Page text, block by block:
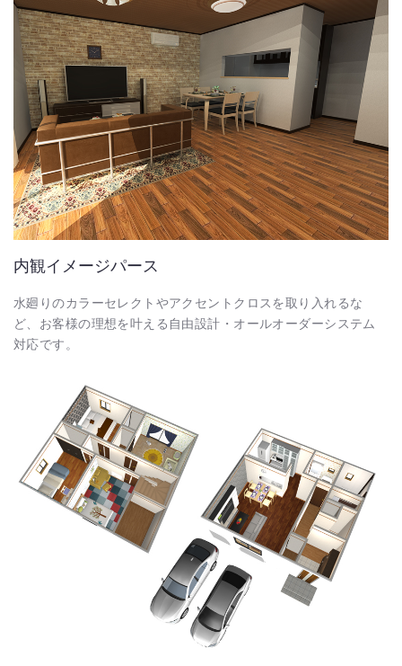
内観イメージパース
水廻りのカラーセレクトやアクセントクロスを取り入れるな
ど、お客様の理想を叶える自由設計・オールオーダーシステム
対応です。